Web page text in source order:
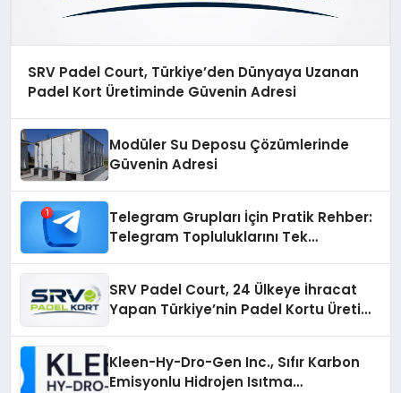
SRV Padel Court, Türkiye’den Dünyaya Uzanan
Padel Kort Üretiminde Güvenin Adresi
Modüler Su Deposu Çözümlerinde
Güvenin Adresi
Telegram Grupları İçin Pratik Rehber:
Telegram Topluluklarını Tek
SRV Padel Court, 24 Ülkeye İhracat
Yapan Türkiye’nin Padel Kortu Üretim
Kleen-Hy-Dro-Gen Inc., Sıfır Karbon
Emisyonlu Hidrojen Isıtma